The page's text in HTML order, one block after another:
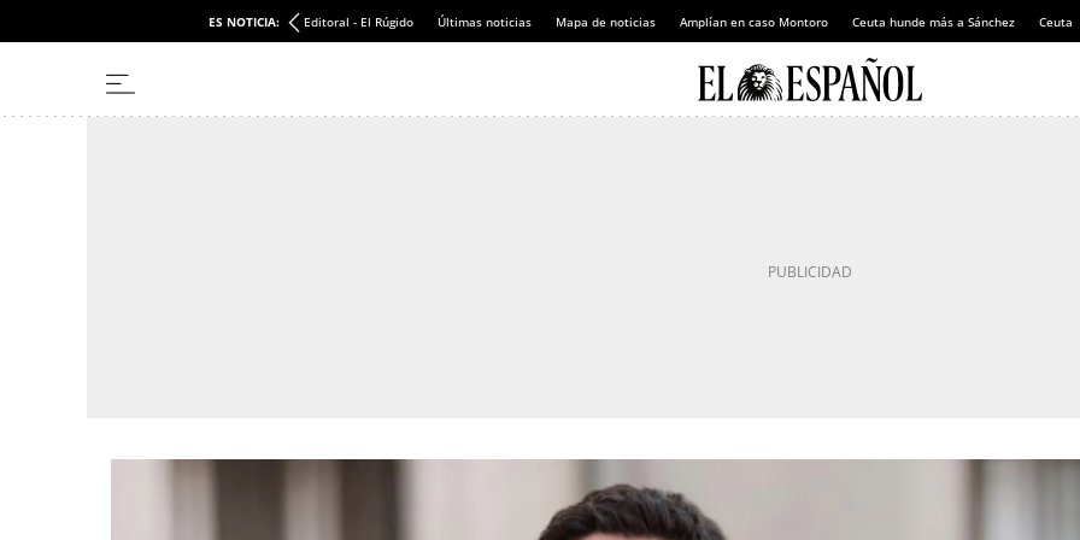
ES NOTICIA: Editoral - El Rúgido Últimas noticias Mapa de noticias Amplían en caso Montoro Ceuta hunde más a Sánchez Ceuta